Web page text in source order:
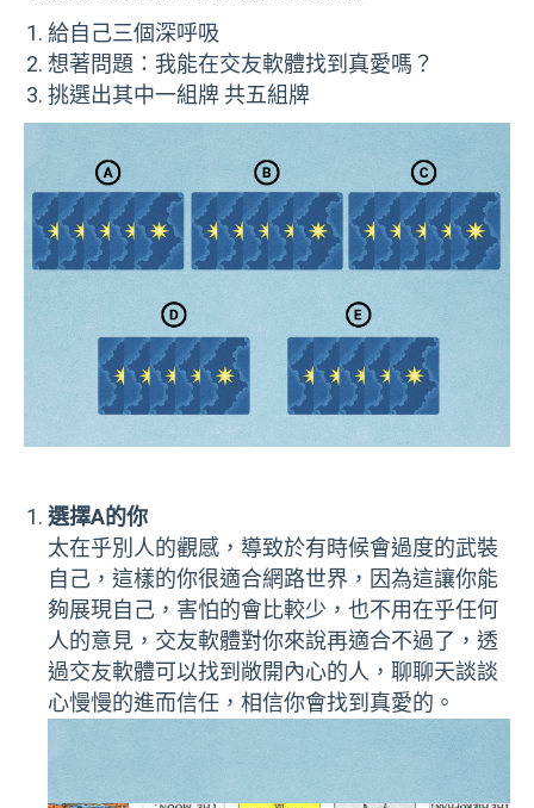
給自己三個深呼吸
想著問題：我能在交友軟體找到真愛嗎？
挑選出其中一組牌 共五組牌
選擇A的你
太在乎別人的觀感，導致於有時候會過度的武裝
自己，這樣的你很適合網路世界，因為這讓你能
夠展現自己，害怕的會比較少，也不用在乎任何
人的意見，交友軟體對你來說再適合不過了，透
過交友軟體可以找到敞開內心的人，聊聊天談談
心慢慢的進而信任，相信你會找到真愛的。